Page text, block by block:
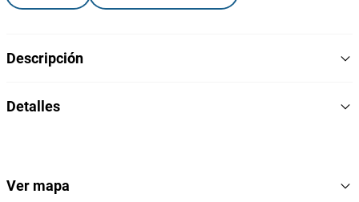
Descripción
Marca:JPC
Ano: 2026
Detalles
Referencia
Ver mapa